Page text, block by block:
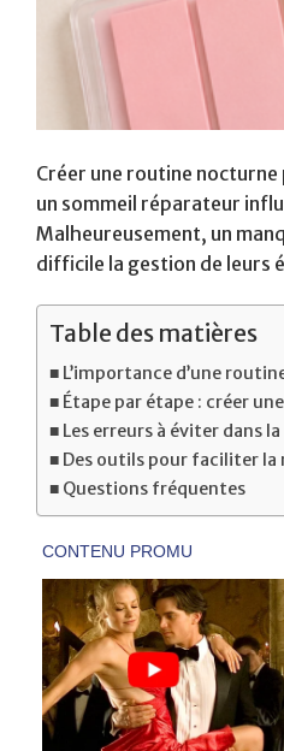
Créer une routine
un sommeil réparateur
Malheureusement, un
difficile la gestion de leurs
Table des matières
L’importance d’une
Étape par étape : créer
Les erreurs à éviter dans
Des outils pour faciliter la
Questions fréquentes